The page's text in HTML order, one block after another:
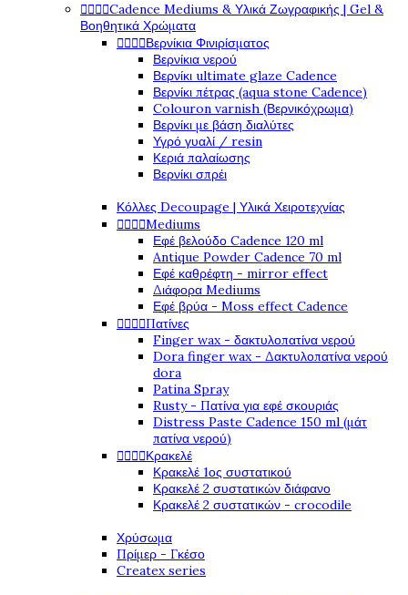
Cadence Mediums & Υλικά Ζωγραφικής | Gel &
Βοηθητικά Χρώματα
Βερνίκια Φινιρίσματος
Βερνίκια νερού
Βερνίκι ultimate glaze Cadence
Βερνίκι πέτρας (aqua stone Cadence)
Colouron varnish (Βερνικόχρωμα)
Βερνίκι με βάση διαλύτες
Υγρό γυαλί / resin
Κεριά παλαίωσης
Βερνίκι σπρέι
Κόλλες Decoupage | Υλικά Χειροτεχνίας
Mediums
Εφέ βελούδο Cadence 120 ml
Antique Powder Cadence 70 ml
Εφέ καθρέφτη - mirror effect
Διάφορα Mediums
Εφέ βρύα - Moss effect Cadence
Πατίνες
Finger wax - δακτυλοπατίνα νερού
Dora finger wax - Δακτυλοπατίνα νερού
dora
Patina Spray
Rusty - Πατίνα για εφέ σκουριάς
Distress Paste Cadence 150 ml (μάτ
πατίνα νερού)
Κρακελέ
Κρακελέ 1ος συστατικού
Κρακελέ 2 συστατικών διάφανο
Κρακελέ 2 συστατικών - crocodile
Χρύσωμα
Πρίμερ - Γκέσο
Createx series